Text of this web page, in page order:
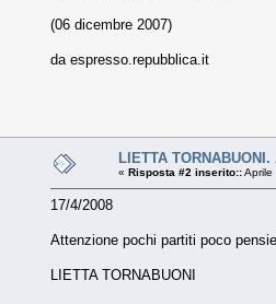
(06 dicembre 2007)
da espresso.repubblica.it
LIETTA
« Risposta #2 inserito::Aprile
17/4/2008
Attenzione pochi partiti poco
LIETTA TORNABUONI